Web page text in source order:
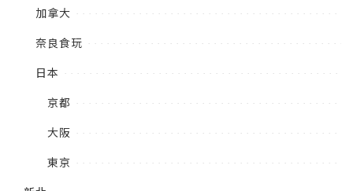
加拿大
奈良食玩
日本
京都
大阪
東京